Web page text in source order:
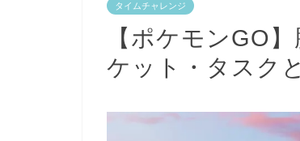
タイムチャレンジ
【ポケモンGO
ケット・タスク